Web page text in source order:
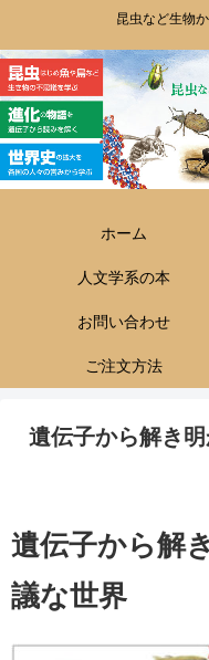
昆虫など生物
ホーム
人文学系の本
お問い合わせ
ご注文方法
遺伝子から解き
遺伝子から解
議な世界